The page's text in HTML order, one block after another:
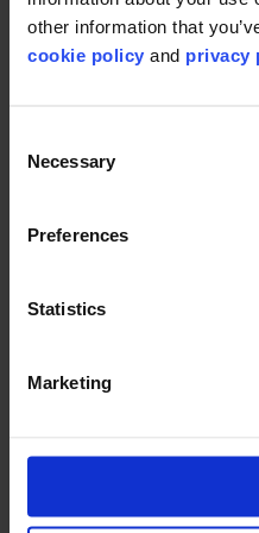
other information that
cookie policy and privacy
Selection
Necessary
Preferences
Statistics
Marketing
Cookie policy